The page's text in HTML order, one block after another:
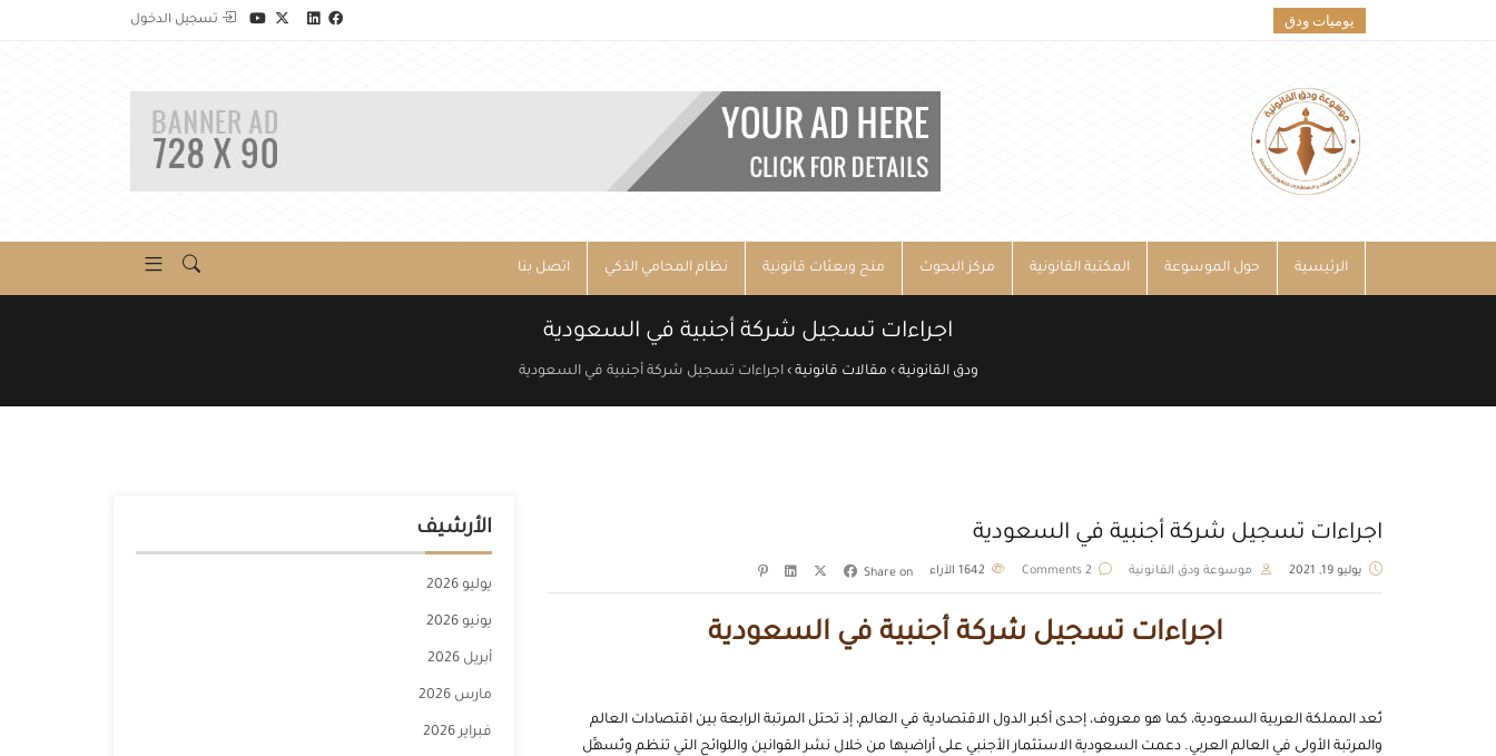
يوميات ودق تسجيل الدخول
الرئيسية حول الموسوعة المكتبة القانونية مركز البحوث منح وبعثات قانونية نظام المحامي الذكي اتصل بنا
اجراءات تسجيل شركة أجنبية في السعودية
ودق القانونية › مقالات قانونية ›اجراءات تسجيل شركة أجنبية في السعودية
اجراءات تسجيل شركة أجنبية في السعودية
يوليو 19, 2021 موسوعة ودق القانونية 2 Comments الآراء Share on
اجراءات تسجيل شركة أجنبية في السعودية
تُعد المملكة العربية السعودية، كما هو معروف، إحدى أكبر الدول الاقتصادية في العالم، إذ تحتل المرتبة الرابعة بين اقتصادات العالم
والمرتبة الأولى في العالم العربي. دعمت السعودية الاستثمار الأجنبي على أراضيها من خلال نشر القوانين واللوائح التي تنظم وتُسهِّل
الأرشيف
يوليو 2026
يونيو 2026
أبريل 2026
مارس 2026
فبراير 2026